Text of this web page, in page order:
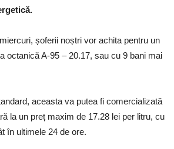
șoferii noștri vor achita pentru un
octanică A-95 – 20.17, sau cu 9 bani mai
aceasta va putea fi comercializată
la un preț maxim de 17.28 lei per litru, cu
în ultimele 24 de ore.